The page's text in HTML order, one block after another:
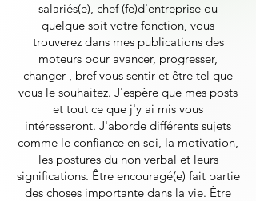
salariés(e), chef (fe)d'entreprise ou
quelque soit votre fonction, vous
trouverez dans mes publications des
moteurs pour avancer, progresser,
changer , bref vous sentir et être tel que
vous le souhaitez. J'espère que mes posts
et tout ce que j'y ai mis vous
intéresseront. J'aborde différents sujets
comme le confiance en soi, la motivation,
les postures du non verbal et leurs
significations. Être encouragé(e) fait partie
des choses importante dans la vie. Être